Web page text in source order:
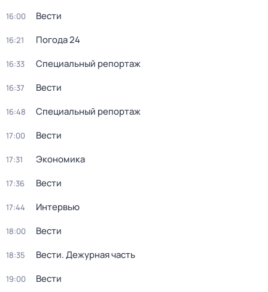
16:00 Вести
16:21 Погода 24
16:33 Специальный репортаж
16:37 Вести
16:48 Специальный репортаж
17:00 Вести
17:31 Экономика
17:36 Вести
17:44 Интервью
18:00 Вести
18:35 Вести. Дежурная часть
19:00 Вести